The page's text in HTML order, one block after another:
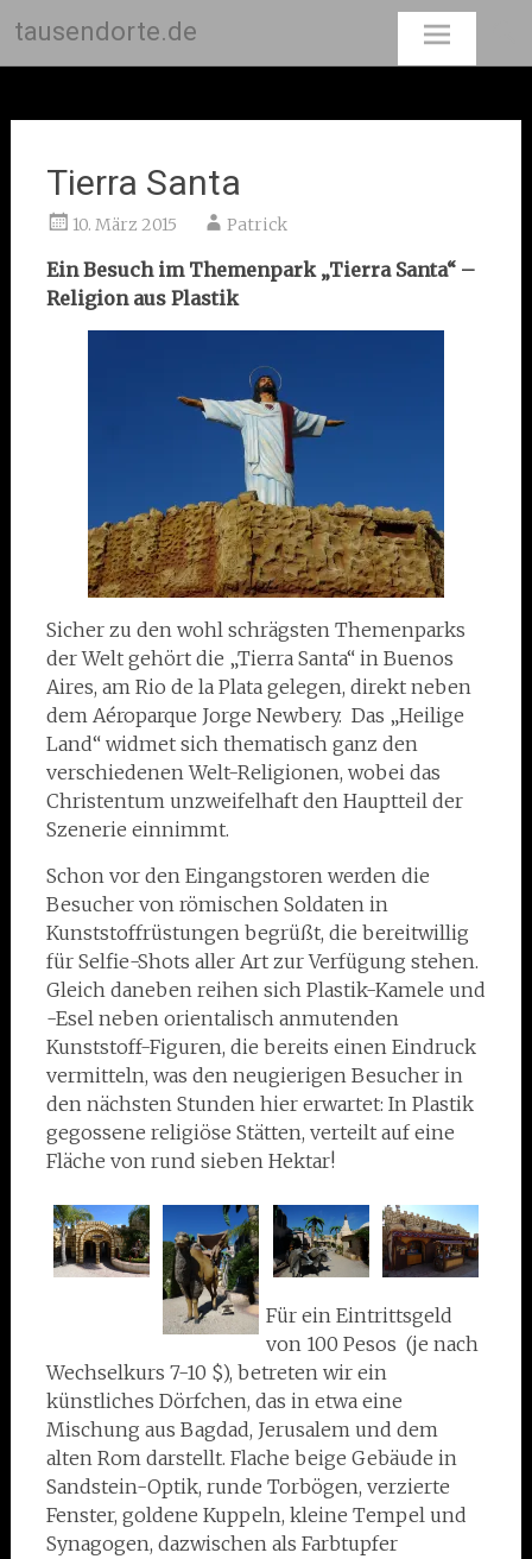
tausendorte.de
Tierra Santa
10. März 2015 Patrick
Ein Besuch im Themenpark „Tierra Santa“ –
Religion aus Plastik
Sicher zu den wohl schrägsten Themenparks
der Welt gehört die „Tierra Santa“ in Buenos
Aires, am Rio de la Plata gelegen, direkt neben
dem Aéroparque Jorge Newbery. Das „Heilige
Land“ widmet sich thematisch ganz den
verschiedenen Welt-Religionen, wobei das
Christentum unzweifelhaft den Hauptteil der
Szenerie einnimmt.
Schon vor den Eingangstoren werden die
Besucher von römischen Soldaten in
Kunststoffrüstungen begrüßt, die bereitwillig
für Selfie-Shots aller Art zur Verfügung stehen.
Gleich daneben reihen sich Plastik-Kamele und
-Esel neben orientalisch anmutenden
Kunststoff-Figuren, die bereits einen Eindruck
vermitteln, was den neugierigen Besucher in
den nächsten Stunden hier erwartet: In Plastik
gegossene religiöse Stätten, verteilt auf eine
Fläche von rund sieben Hektar!
Für ein Eintrittsgeld
von 100 Pesos (je nach
Wechselkurs 7-10 $), betreten wir ein
künstliches Dörfchen, das in etwa eine
Mischung aus Bagdad, Jerusalem und dem
alten Rom darstellt. Flache beige Gebäude in
Sandstein-Optik, runde Torbögen, verzierte
Fenster, goldene Kuppeln, kleine Tempel und
Synagogen, dazwischen als Farbtupfer